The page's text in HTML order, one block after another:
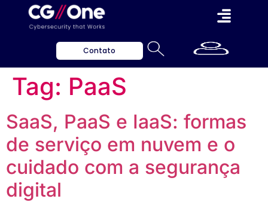
Contato
Tag: PaaS
SaaS, PaaS e IaaS: formas
de serviço em nuvem e o
cuidado com a segurança
digital